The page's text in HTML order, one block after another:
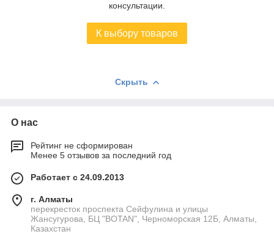
консультации.
К выбору товаров
Скрыть
О нас
Рейтинг не сформирован
Менее 5 отзывов за последний год
Работает с 24.09.2013
г. Алматы
перекресток проспекта Сейфулина и улицы
Жансугурова, БЦ "BOTAN", Черноморская 12Б, Алматы,
Казахстан